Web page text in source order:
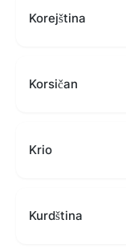
Korejština
Korsičan
Krio
Kurdština